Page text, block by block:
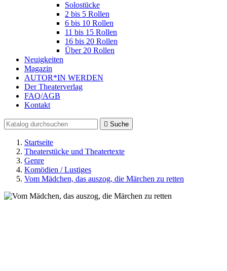
Solostücke
2 bis 5 Rollen
6 bis 10 Rollen
11 bis 15 Rollen
16 bis 20 Rollen
Über 20 Rollen
Neuigkeiten
Magazin
AUTOR*IN WERDEN
Der Theaterverlag
FAQ/AGB
Kontakt
 Suche
Startseite
Theaterstücke und Theatertexte
Genre
Komödien / Lustiges
Vom Mädchen, das auszog, die Märchen zu retten